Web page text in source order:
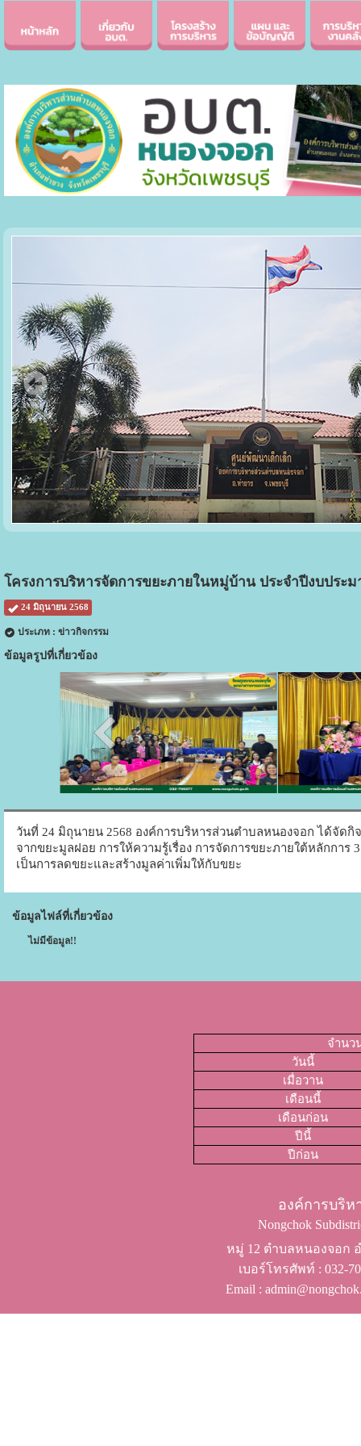
โครงการบริหารจัดการขยะภายในหมู่บ้าน ประจำปีงบประม
24 มิถุนายน 2568
ประเภท : ข่าวกิจกรรม
ข้อมูลรูปที่เกี่ยวข้อง
วันที่ 24 มิถุนายน 2568 องค์การบริหารส่วนตำบลหนองจอก ได้จัด
จากขยะมูลฝอย การให้ความรู้เรื่อง การจัดการขยะภายใต้หลักการ
เป็นการลดขยะและสร้างมูลค่าเพิ่มให้กับขยะ
ข้อมูลไฟล์ที่เกี่ยวข้อง
ไม่มีข้อมูล!!
จำนว
วันนี้
เมื่อวาน
เดือนนี้
เดือนก่อน
ปีนี้
ปีก่อน
องค์การบริ
Nongchok
หมู่ 12 ตำบลหนองจอก
เบอร์โทรศัพท์ ​: 032-
Email :